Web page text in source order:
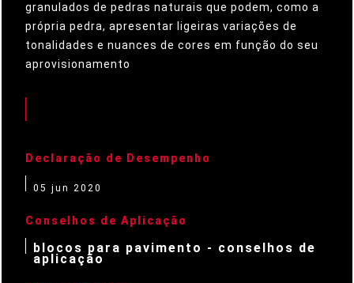
granulados de pedras naturais que podem, como a
própria pedra, apresentar ligeiras variações de
tonalidades e nuances de cores em função do seu
aprovisionamento
Declaração de Desempenho
05 jun 2020
Conselhos de Aplicação
blocos para pavimento - conselhos de
aplicação